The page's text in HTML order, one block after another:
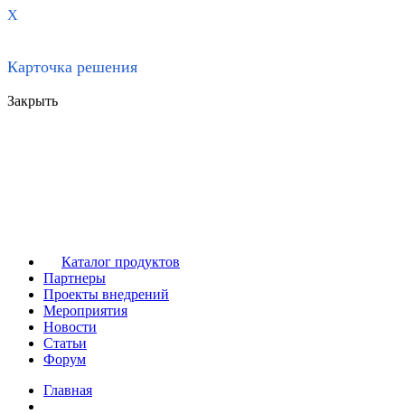
X
Карточка решения
Закрыть
Каталог продуктов
Партнеры
Проекты внедрений
Мероприятия
Новости
Статьи
Форум
Главная